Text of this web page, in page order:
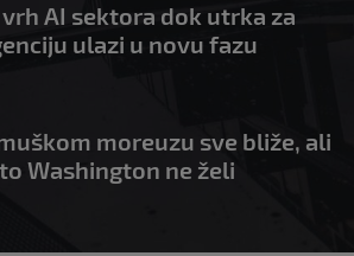
AI sektora dok utrka za
ulazi u novu fazu
moreuzu sve bliže, ali
Washington ne želi